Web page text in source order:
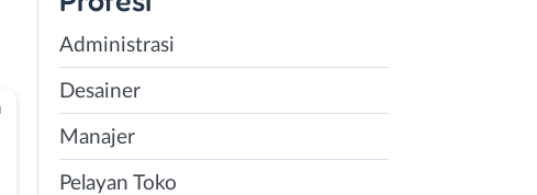
Administrasi
Desainer
Manajer
Pelayan Toko